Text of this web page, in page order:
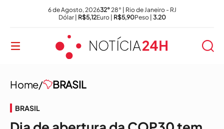
6 de Agosto, 202632°28° | Rio de Janeiro - RJ
Dólar | R$5,12Euro | R$5,90Peso | 3.20
Home/ BRASIL
BRASIL